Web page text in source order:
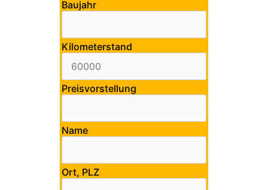
Baujahr
Kilometerstand
Preisvorstellung
Name
Ort, PLZ